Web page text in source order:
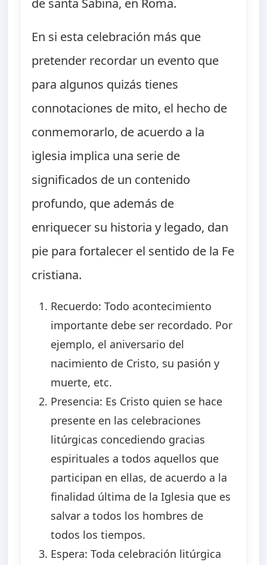
de santa Sabina, en Roma.
En si esta celebración más que
pretender recordar un evento que
para algunos quizás tienes
connotaciones de mito, el hecho de
conmemorarlo, de acuerdo a la
iglesia implica una serie de
significados de un contenido
profundo, que además de
enriquecer su historia y legado, dan
pie para fortalecer el sentido de la Fe
cristiana.
Recuerdo: Todo acontecimiento
importante debe ser recordado. Por
ejemplo, el aniversario del
nacimiento de Cristo, su pasión y
muerte, etc.
Presencia: Es Cristo quien se hace
presente en las celebraciones
litúrgicas concediendo gracias
espirituales a todos aquellos que
participan en ellas, de acuerdo a la
finalidad última de la Iglesia que es
salvar a todos los hombres de
todos los tiempos.
Espera: Toda celebración litúrgica